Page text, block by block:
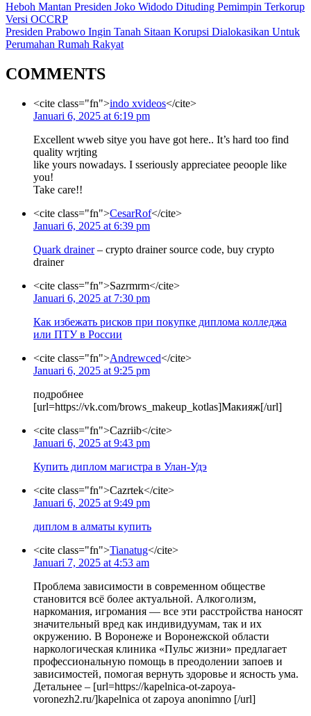
Heboh Mantan Presiden Joko Widodo Dituding Pemimpin Terkorup
Versi OCCRP
Presiden Prabowo Ingin Tanah Sitaan Korupsi Dialokasikan Untuk
Perumahan Rumah Rakyat
COMMENTS
<cite class="fn">indo xvideos</cite>
Januari 6, 2025 at 6:19 pm
Excellent wweb sitye you have got here.. It’s hard too find
quality wrjting
like yours nowadays. I sseriously appreciatee peoople like
you!
Take care!!
<cite class="fn">CesarRof</cite>
Januari 6, 2025 at 6:39 pm
Quark drainer– crypto drainer source code, buy crypto
drainer
<cite class="fn">Sazrmrm</cite>
Januari 6, 2025 at 7:30 pm
Как избежать рисков при покупке диплома колледжа
или ПТУ в России
<cite class="fn">Andrewced</cite>
Januari 6, 2025 at 9:25 pm
подробнее
[url=https://vk.com/brows_makeup_kotlas]Макияж[/url]
<cite class="fn">Cazriib</cite>
Januari 6, 2025 at 9:43 pm
Купить диплом магистра в Улан-Удэ
<cite class="fn">Cazrtek</cite>
Januari 6, 2025 at 9:49 pm
диплом в алматы купить
<cite class="fn">Tianatug</cite>
Januari 7, 2025 at 4:53 am
Проблема зависимости в современном обществе
становится всё более актуальной. Алкоголизм,
наркомания, игромания — все эти расстройства наносят
значительный вред как индивидуумам, так и их
окружению. В Воронеже и Воронежской области
наркологическая клиника «Пульс жизни» предлагает
профессиональную помощь в преодолении запоев и
зависимостей, помогая вернуть здоровье и ясность ума.
Детальнее – [url=https://kapelnica-ot-zapoya-
voronezh2.ru/]kapelnica ot zapoya anonimno [/url]